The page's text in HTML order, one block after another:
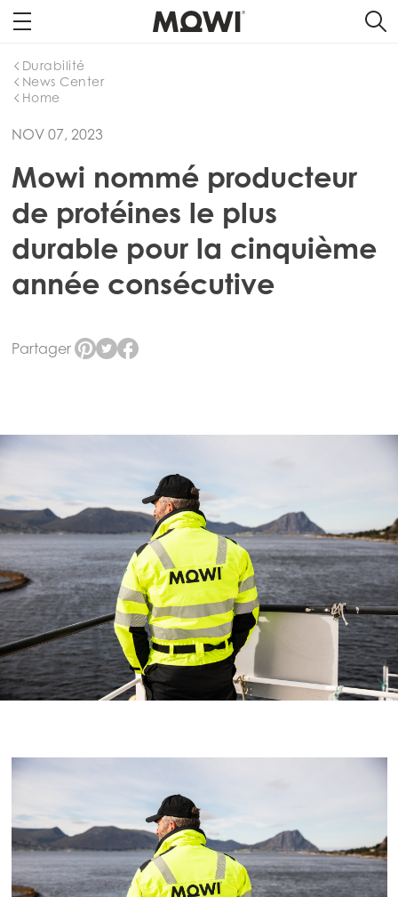
Home
News Center
Durabilité
NOV 07, 2023
Mowi nommé producteur
de protéines le plus
durable pour la cinquième
année consécutive
Partager